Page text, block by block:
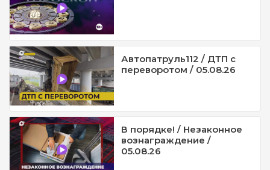
Автопатруль112 / ДТП с
переворотом / 05.08.26
В порядке! / Незаконное
вознаграждение /
05.08.26